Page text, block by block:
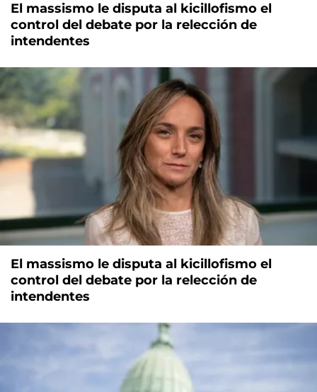
El massismo le disputa al kicillofismo el
control del debate por la relección de
intendentes
El massismo le disputa al kicillofismo el
control del debate por la relección de
intendentes